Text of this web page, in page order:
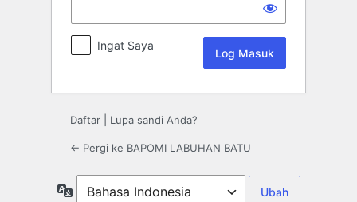
Ingat Saya
Daftar Lupa sandi Anda?
← Pergi ke BAPOMI LABUHAN BATU
Bahasa